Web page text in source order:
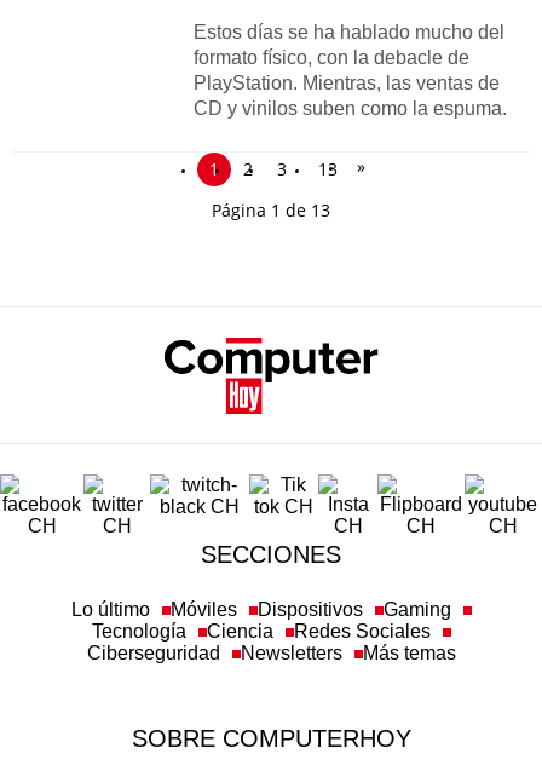
Estos días se ha hablado mucho del
formato físico, con la debacle de
PlayStation. Mientras, las ventas de
CD y vinilos suben como la espuma.
1 2 3 13
»
Página 1 de 13
SECCIONES
Lo último Móviles Dispositivos
Gaming
Tecnología
Ciencia
Redes Sociales
Ciberseguridad
Newsletters Más temas
SOBRE COMPUTERHOY